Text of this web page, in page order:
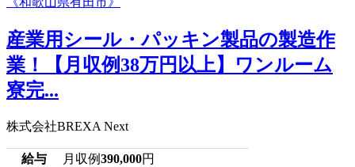
産業用シール・パッキン製品の製造作
業！【月収例38万円以上】ワンルーム
寮完...
株式会社BREXA Next
給与 月収例390,000円